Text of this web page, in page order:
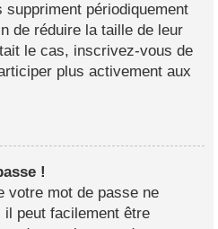
suppriment périodiquement
de réduire la taille de leur
le cas, inscrivez-vous de
plus activement aux
!
votre mot de passe ne
peut facilement être